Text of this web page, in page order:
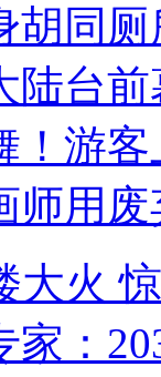
胡同
陆台
！游客
师用
大火
家：